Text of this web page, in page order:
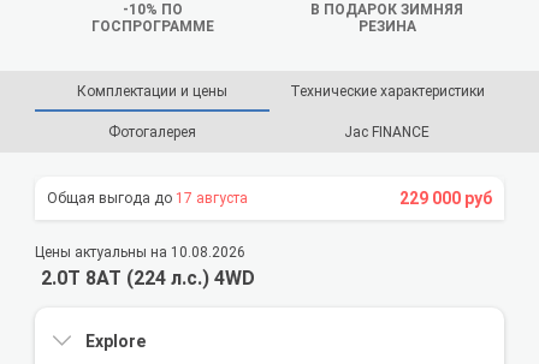
-10% ПО
ГОСПРОГРАММЕ
В ПОДАРОК ЗИМНЯЯ
РЕЗИНА
Комплектации и цены Технические характеристики
Фотогалерея Jac FINANCE
17 августа 229 000 руб
Цены актуальны на 10.08.2026
2.0T 8AT (224 л.с.) 4WD
Explore